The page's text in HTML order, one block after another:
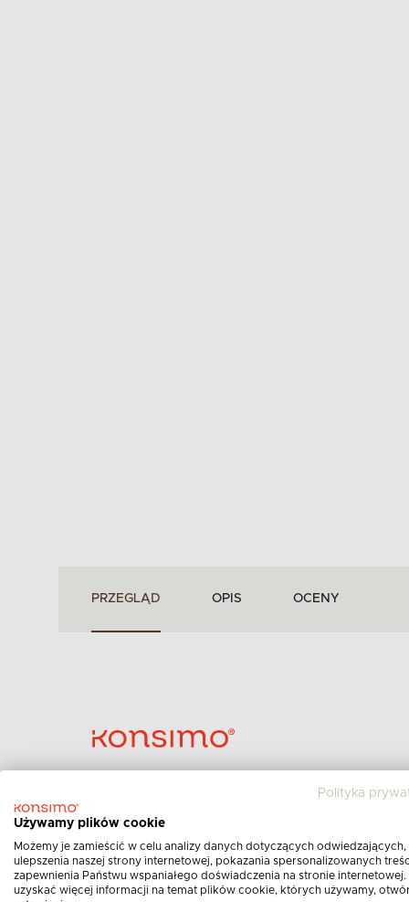
PRZEGLĄD OPIS OCENY
Nr produktu:
12701.01.920
Obicie:
welur
Polityka
Używamy plików cookie
Możemy je zamieścić w celu analizy danych dotyczących odwiedzających,
ulepszenia naszej strony internetowej, pokazania spersonalizowanych
zapewnienia Państwu wspaniałego doświadczenia na stronie
uzyskać więcej informacji na temat plików cookie, których używamy,